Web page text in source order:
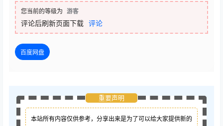
您当前的等级为 游客
评论后刷新页面下载 评论
百度网盘
重要声明
本站所有内容仅供参考，分享出来是为了可以给大家提供新的